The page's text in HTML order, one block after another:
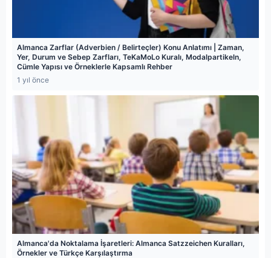
Almanca Zarflar (Adverbien / Belirteçler) Konu Anlatımı | Zaman,
Yer, Durum ve Sebep Zarfları, TeKaMoLo Kuralı, Modalpartikeln,
Cümle Yapısı ve Örneklerle Kapsamlı Rehber
1 yıl önce
Almanca'da Noktalama İşaretleri: Almanca Satzzeichen Kuralları,
Örnekler ve Türkçe Karşılaştırma